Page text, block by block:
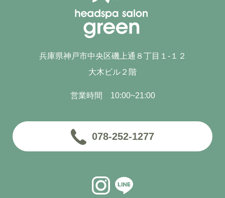
兵庫県神戸市中央区磯上通８丁目１-１２
大木ビル２階
営業時間 10:00~21:00
078-252-1277